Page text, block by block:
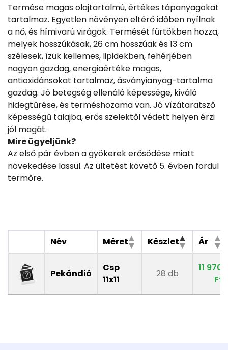
Termése magas olajtartalmú, értékes tápanyagokat
tartalmaz. Egyetlen növényen eltérő időben nyílnak
a nő, és hímivarú virágok. Termését fürtökben hozza,
melyek hosszúkásak, 26 cm hosszúak és 13 cm
szélesek, ízük kellemes, lipidekben, fehérjében
nagyon gazdag, energiaértéke magas,
antioxidánsokat tartalmaz, ásványianyag-tartalma
gazdag. Jó betegség ellenáló képessége, kiváló
hidegtűrése, és terméshozama van. Jó vízátaratsző
képességű talajba, erős szelektől védett helyen érzi
jól magát.
Mire ügyeljünk?
Az első pár évben a gyökerek erősödése miatt
növekedése lassul. Az ültetést követő 5. évben fordul
termőre.
Név Méret Készlet Ár
Pekándió
Csp
11x11
28 db
11 970
Ft